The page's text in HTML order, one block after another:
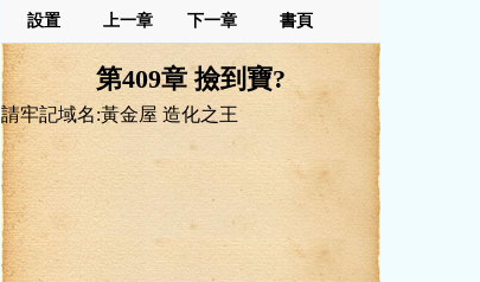
設置 上一章 下一章 書頁
第409章 撿到寶?
請牢記域名:黃金屋 造化之王